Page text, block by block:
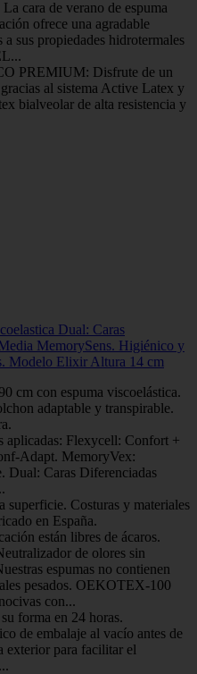
cara de verano de espuma
ofrece una agradable
a sus propiedades hidrotermales
PREMIUM: Disfrute de un
al sistema Active Latex y
bialveolar de alta resistencia y
Dual: Caras
MemorySens. Higiénico y
Modelo Elixir Altura 14 cm
cm con espuma viscoelástica.
adaptable y transpirable.
aplicadas: Flexycell: Confort +
Adapt. MemoryVex:
Dual: Caras Diferenciadas
superficie. Costuras y materiales
en España.
están libres de ácaros.
de olores sin
espumas no contienen
pesados. OEKOTEX-100
con...
forma en 24 horas.
de embalaje al vacío antes de
exterior para facilitar el